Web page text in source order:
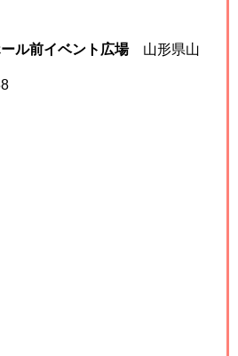
ル前イベント広場山形県山